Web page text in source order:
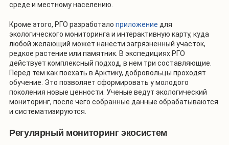
среде и местному населению.
Кроме этого, РГО разработало приложение для
экологического мониторинга и интерактивную карту, куда
любой желающий может нанести загрязненный участок,
редкое растение или памятник. В экспедициях РГО
действует комплексный подход, в нем три составляющие.
Перед тем как поехать в Арктику, добровольцы проходят
обучение. Это позволяет сформировать у молодого
поколения новые ценности. Ученые ведут экологический
мониторинг, после чего собранные данные обрабатываются
и систематизируются.
Регулярный мониторинг экосистем